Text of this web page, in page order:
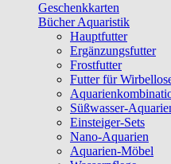
Geschenkkarten
Bücher Aquaristik
Hauptfutter
Ergänzungsfutter
Frostfutter
Futter für
Süßwasser-
Einsteiger-Sets
Nano-Aquarien
Aquarien-Möbel